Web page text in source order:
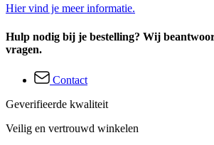
Hier vind je meer informatie.
Hulp nodig bij je bestelling? Wij
vragen.
Contact
Geverifieerde kwaliteit
Veilig en vertrouwd winkelen